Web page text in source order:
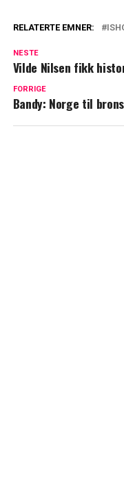
RELATERTE EMNER:
NESTE
Vilde Nilsen fikk
FORRIGE
Bandy: Norge til